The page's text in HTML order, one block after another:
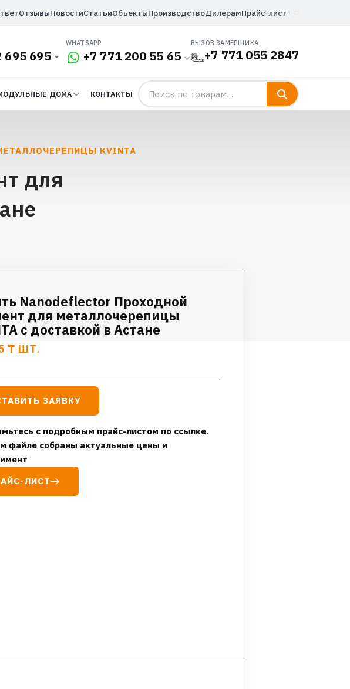
ОтзывыНовостиСтатьиОбъектыПроизводствоДилерамПрайс-лист
695 695
WHATSAPP
+7 771 200 55 65
ВЫЗОВ ЗАМЕРЩИКА
+7 771 055 2847
ДОМА КОНТАКТЫ
KVINTA
для
Nanodeflector Проходной
для металлочерепицы
с доставкой в Астане
₸ ШТ.
ЗАЯВКУ
с подробным прайс-листом по ссылке.
файле собраны актуальные цены и
ЛИСТ